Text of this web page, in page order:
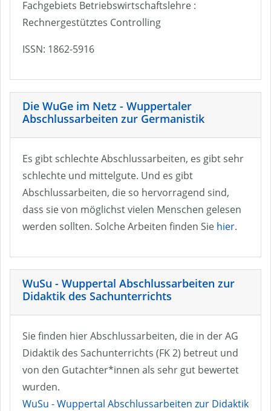
Fachgebiets Betriebswirtschaftslehre :
Rechnergestütztes Controlling
ISSN: 1862-5916
Die WuGe im Netz - Wuppertaler
Abschlussarbeiten zur Germanistik
Es gibt schlechte Abschlussarbeiten, es gibt sehr
schlechte und mittelgute. Und es gibt
Abschlussarbeiten, die so hervorragend sind,
dass sie von möglichst vielen Menschen gelesen
werden sollten. Solche Arbeiten finden Sie hier.
WuSu - Wuppertal Abschlussarbeiten zur
Didaktik des Sachunterrichts
Sie finden hier Abschlussarbeiten, die in der AG
Didaktik des Sachunterrichts (FK 2) betreut und
von den Gutachter*innen als sehr gut bewertet
wurden.
WuSu - Wuppertal Abschlussarbeiten zur Didaktik